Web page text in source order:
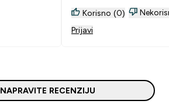
Korisno (0)
Prijavi
NAPRAVITE RECENZIJU